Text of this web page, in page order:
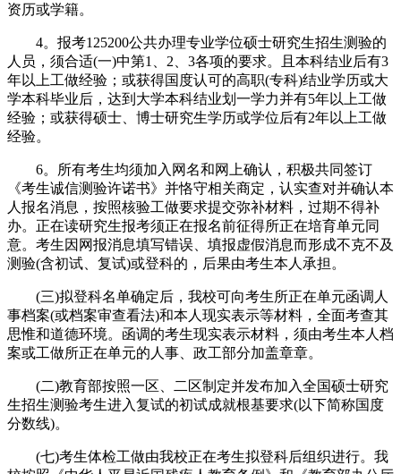
资历或学籍。
4。报考125200公共办理专业学位硕士研究生招生测验的
人员，须合适(一)中第1、2、3各项的要求。且本科结业后有3
年以上工做经验；或获得国度认可的高职(专科)结业学历或大
学本科毕业后，达到大学本科结业划一学力并有5年以上工做
经验；或获得硕士、博士研究生学历或学位后有2年以上工做
经验。
6。所有考生均须加入网名和网上确认，积极共同签订
《考生诚信测验许诺书》并恪守相关商定，认实查对并确认本
人报名消息，按照核验工做要求提交弥补材料，过期不得补
办。正在读研究生报考须正在报名前征得所正在培育单元同
意。考生因网报消息填写错误、填报虚假消息而形成不克不及
测验(含初试、复试)或登科的，后果由考生本人承担。
(三)拟登科名单确定后，我校可向考生所正在单元函调人
事档案(或档案审查看法)和本人现实表示等材料，全面考查其
思惟和道德环境。函调的考生现实表示材料，须由考生本人档
案或工做所正在单元的人事、政工部分加盖章章。
(二)教育部按照一区、二区制定并发布加入全国硕士研究
生招生测验考生进入复试的初试成就根基要求(以下简称国度
分数线)。
(七)考生体检工做由我校正在考生拟登科后组织进行。我